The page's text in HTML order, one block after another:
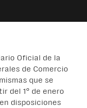
Oficial de la
de Comercio
que se
del 1° de enero
disposiciones